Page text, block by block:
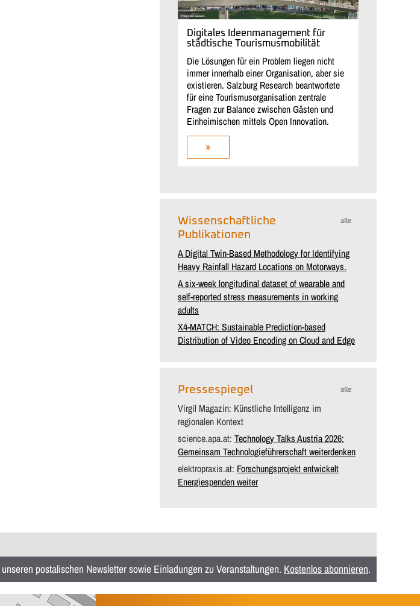
Digitales Ideenmanagement für
städtische Tourismusmobilität
Die Lösungen für ein Problem liegen nicht
immer innerhalb einer Organisation, aber sie
existieren. Salzburg Research beantwortete
für eine Tourismusorganisation zentrale
Fragen zur Balance zwischen Gästen und
Einheimischen mittels Open Innovation.
»
alle
Wissenschaftliche
Publikationen
A Digital Twin-Based Methodology for Identifying
Heavy Rainfall Hazard Locations on Motorways.
A six-week longitudinal dataset of wearable and
self-reported stress measurements in working
adults
X4-MATCH: Sustainable Prediction-based
Distribution of Video Encoding on Cloud and Edge
alle
Pressespiegel
Virgil Magazin: Künstliche Intelligenz im
regionalen Kontext
science.apa.at: Technology Talks Austria 2026:
Gemeinsam Technologieführerschaft weiterdenken
elektropraxis.at: Forschungsprojekt entwickelt
Energiespenden weiter
postalischen Newsletter sowie Einladungen zu Veranstaltungen. Kostenlos abonnieren.